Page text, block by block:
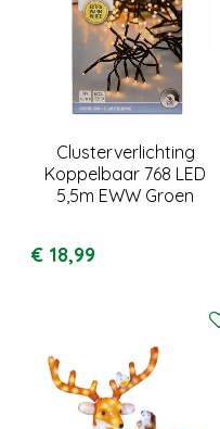
Clusterverlichting
Koppelbaar 768 LED
5,5m EWW Groen
€ 18,99